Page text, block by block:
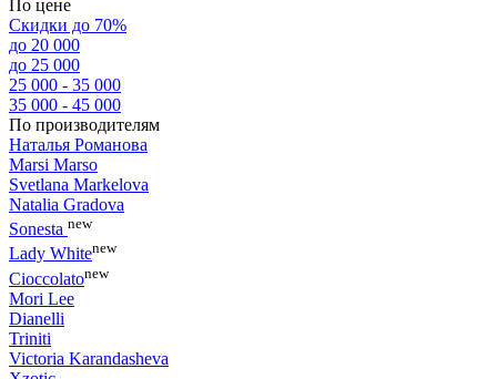
По цене
Скидки до 70%
до 20 000
до 25 000
25 000 - 35 000
35 000 - 45 000
По производителям
Наталья Романова
Marsi Marsо
Svetlana Markelova
Natalia Gradova
Sonesta new
Lady Whitenew
Cioccolatonew
Mori Lee
Dianelli
Triniti
Victoria Karandasheva